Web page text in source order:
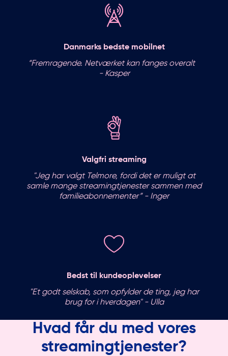
Danmarks bedste mobilnet
“Fremragende. Netværket kan fanges overalt
- Kasper
Valgfri streaming
"Jeg har valgt Telmore, fordi det er muligt at
samle mange streamingtjenester sammen med
familieabonnementer” - Inger
Bedst til kundeoplevelser
"Et godt selskab, som opfylder de ting, jeg har
brug for i hverdagen" - Ulla
Hvad får du med vores
streamingtjenester?